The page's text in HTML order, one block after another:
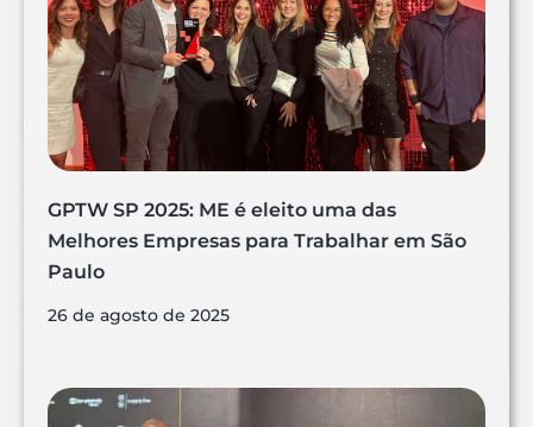
GPTW SP 2025: ME é eleito uma das
Melhores Empresas para Trabalhar em São
Paulo
26 de agosto de 2025